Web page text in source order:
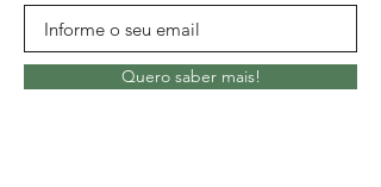
Quero saber mais!